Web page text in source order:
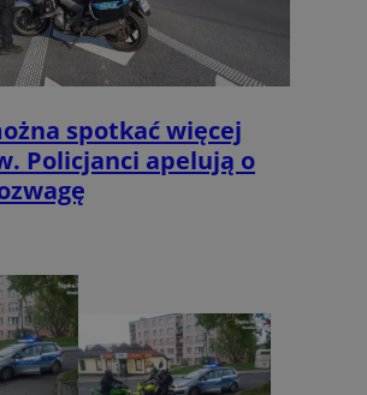
spotkać więcej
Policjanci apelują o